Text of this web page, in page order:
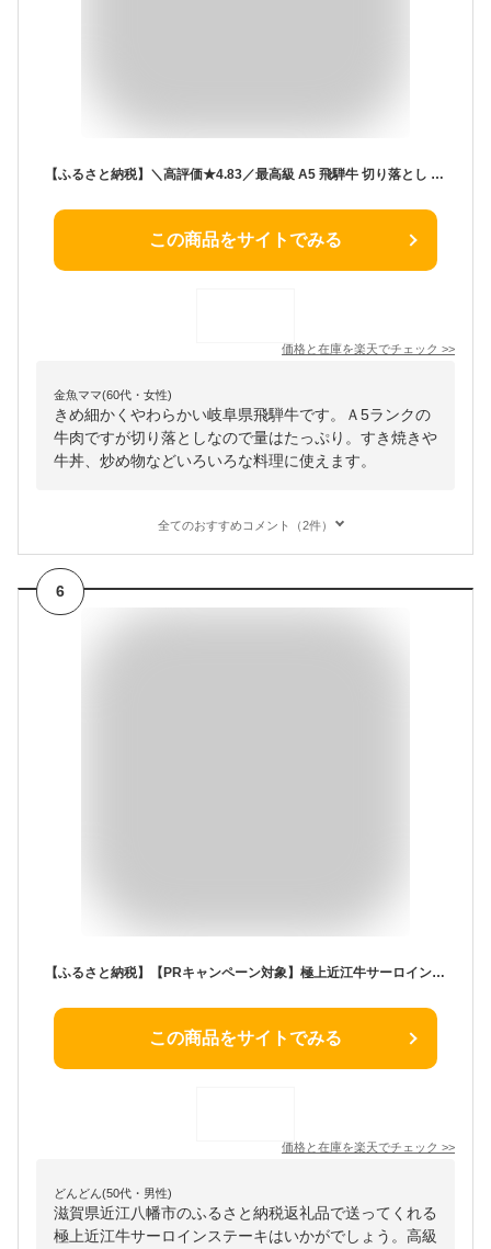
【ふるさと納税】＼高評価★4.83／最高級 A5 飛騨牛 切り落とし 500g すき焼き にも 定期便 選べる 3回 /6回 /12回 訳あり 不揃い 小分け すき焼き 牛丼 便利 おすすめ 人気 岐阜県 大垣市 岐阜県 牛肉 肉 高級 ランキング
この商品をサイトでみる
価格と在庫を楽天でチェック >>
金魚ママ(60代・女性)
きめ細かくやわらかい岐阜県飛騨牛です。Ａ5ランクの
牛肉ですが切り落としなので量はたっぷり。すき焼きや
牛丼、炒め物などいろいろな料理に使えます。
全てのおすすめコメント（2件）
6
【ふるさと納税】【PRキャンペーン対象】極上近江牛サーロインステーキ A4/A5 400g(200g×2枚)〜600g(200g×3枚) 近江牛 ステーキ 国産 ブランド牛 日本三大和牛 近江牛よしだ 4等級以上 キャンプ アウトドア 贈り物 ステーキ ステーキ肉 冷蔵 送料無料【リピート多数】
この商品をサイトでみる
価格と在庫を楽天でチェック >>
どんどん(50代・男性)
滋賀県近江八幡市のふるさと納税返礼品で送ってくれる
極上近江牛サーロインステーキはいかがでしょう。高級